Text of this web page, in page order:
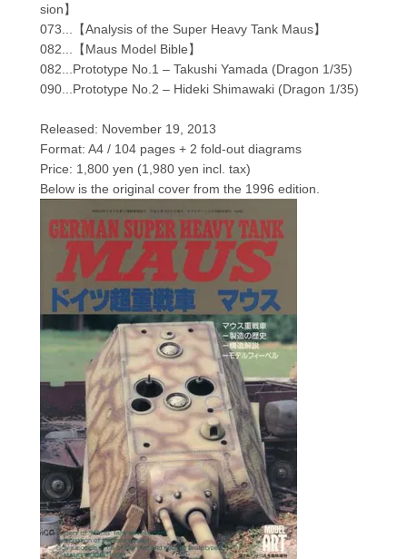
sion】
073...【Analysis of the Super Heavy Tank Maus】
082...【Maus Model Bible】
082...Prototype No.1 – Takushi Yamada (Dragon 1/35)
090...Prototype No.2 – Hideki Shimawaki (Dragon 1/35)
Released: November 19, 2013
Format: A4 / 104 pages + 2 fold-out diagrams
Price: 1,800 yen (1,980 yen incl. tax)
Below is the original cover from the 1996 edition.